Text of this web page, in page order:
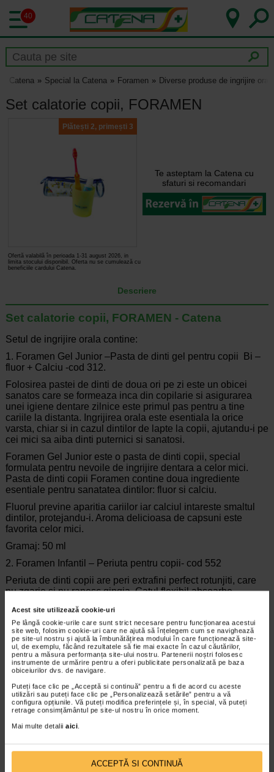
Acest site utilizează cookie-uri
Pe lângă cookie-urile care sunt strict necesare pentru funcționarea acestui
site web, folosim cookie-uri care ne ajută să înțelegem cum se navighează
pe site-ul nostru și ajută la îmbunătățirea modului în care funcționează site-
ul, de exemplu, făcând rezultatele să fie mai exacte în cazul căutărilor,
pentru a măsura performanța site-ului nostru. Partenerii noștri folosesc
instrumente de urmărire pentru a oferi publicitate personalizată pe baza
obiceiurilor dvs. de navigare.
Puteți face clic pe „Acceptă si continuă” pentru a fi de acord cu aceste
utilizări sau puteți face clic pe „Personalizează setările” pentru a vă
configura opțiunile. Vă puteți modifica preferințele și, în special, vă puteți
retrage consimțământul pe site-ul nostru în orice moment.
Mai multe detalii aici
ACCEPTĂ SI CONTINUĂ
40
Catena Special la Catena Foramen Diverse produse de ingrijire
Set calatorie copii, FORAMEN
Plătești 2, primești 3
Ofertă valabilă în perioada 1-31 august 2026, in
limita stocului disponibil. Oferta nu se cumulează cu
beneficiile cardului Catena.
Te asteptam la Catena cu
sfaturi si recomandari
Descriere
Set calatorie copii, FORAMEN - Catena
Setul de ingrijire orala contine:
1. Foramen Gel Junior –Pasta de dinti gel pentru copii Bi –
fluor + Calciu -cod 312.
Folosirea pastei de dinti de doua ori pe zi este un obicei
sanatos care se formeaza inca din copilarie si asigurarea
unei igiene dentare zilnice este primul pas pentru a tine
cariile la distanta. Ingrijirea orala este esentiala la orice
varsta, chiar si in cazul dintilor de lapte la copii, ajutandu-i pe
cei mici sa aiba dinti puternici si sanatosi.
Foramen Gel Junior este o pasta de dinti copii, special
formulata pentru nevoile de ingrijire dentara a celor mici.
Pasta de dinti copii Foramen contine doua ingrediente
esentiale pentru sanatatea dintilor: fluor si calciu.
Fluorul previne aparitia cariilor iar calciul intareste smaltul
dintilor, protejandu-i. Aroma delicioasa de capsuni este
favorita celor mici.
Gramaj: 50 ml
2. Foramen Infantil – Periuta pentru copii- cod 552
Periuta de dinti copii are peri extrafini perfect rotunjiti, care
nu zgarie si nu ranesc gingia. Gatul flexibil absoarbe
gingiilor, iar capul mic permite curatarea spatiilor greu
accesibile.
Periuta de dinti copii Foramen are o forma speciala, pentru a
fi usor de folosit de cei mici, iar desenele amuzante de pe
manerul ei fac din spalatul pe dinti o joaca.
Producator: FORAMEN SPANIA
ARTICOLE RECOMANDATE